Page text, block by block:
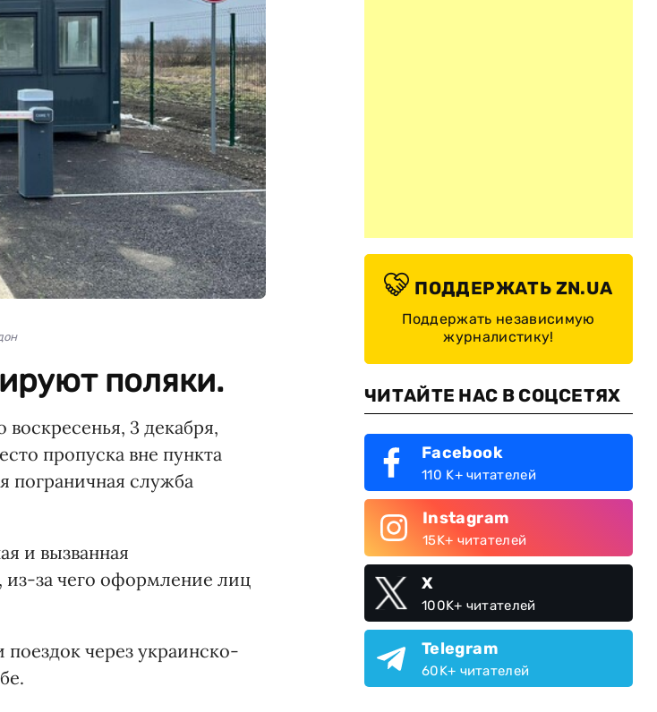
поляки.
3 декабря,
пропуска вне пункта
пограничная служба
и вызванная
за чего оформление лиц
через украинско-
ПОДДЕРЖАТЬ ZN.UA
Поддержать независимую
журналистику!
ЧИТАЙТЕ НАС В СОЦСЕТЯХ
Facebook
110 K+ читателей
Instagram
15K+ читателей
X
100K+ читателей
Telegram
60K+ читателей